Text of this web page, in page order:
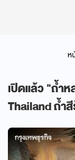
ห
เปิดแล้ว "ถ้ำห
Thailand ถ้ำ